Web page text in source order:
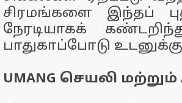
சிரமங்களை இந்தப்
நேரடியாகக்
பாதுகாப்போடு
UMANG செயலி